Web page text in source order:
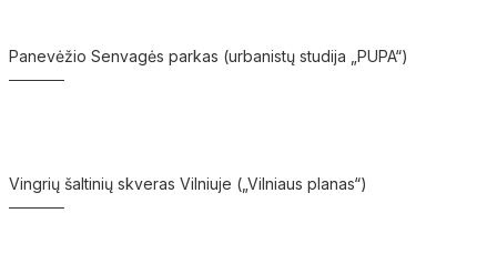
Panevėžio Senvagės parkas (urbanistų studija „PUPA“)
Vingrių šaltinių skveras Vilniuje („Vilniaus planas“)